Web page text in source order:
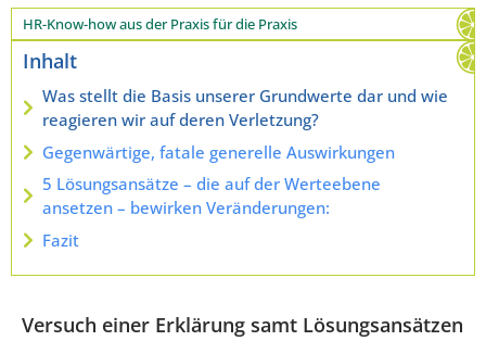
HR-Know-how aus der Praxis für die Praxis
Inhalt
Was stellt die Basis unserer Grundwerte dar und wie
reagieren wir auf deren Verletzung?
Gegenwärtige, fatale generelle Auswirkungen
5 Lösungsansätze – die auf der Werteebene
ansetzen – bewirken Veränderungen:
Fazit
Versuch einer Erklärung samt Lösungsansätzen